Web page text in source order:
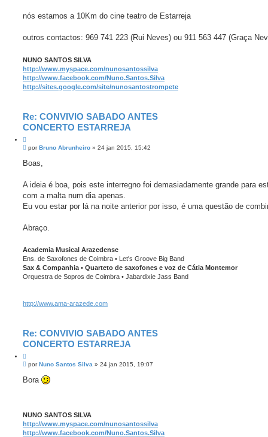
nós estamos a 10Km do cine teatro de Estarreja
outros contactos: 969 741 223 (Rui Neves) ou 911 563 447 (Graça
NUNO SANTOS SILVA
http://www.myspace.com/nunosantossilva
http://www.facebook.com/Nuno.Santos.Silva
http://sites.google.com/site/nunosantostrompete
Re: CONVIVIO SABADO ANTES
CONCERTO ESTARREJA
a
M
n
g
m
porBruno Abrunheiro » 24 jan 2015, 15:42
Boas,
A ideia é boa, pois este interregno foi demasiadamente grande para
com a malta num dia apenas.
Eu vou estar por lá na noite anterior por isso, é uma questão de
Abraço.
Academia Musical Arazedense
Ens. de Saxofones de Coimbra • Let's Groove Big Band
Sax & Companhia • Quarteto de saxofones e voz de Cátia Montemor
Orquestra de Sopros de Coimbra • Jabardixie Jass Band
http://www.ama-arazede.com
Re: CONVIVIO SABADO ANTES
CONCERTO ESTARREJA
a
M
n
m
porNuno Santos Silva » 24 jan 2015, 19:07
Bora
NUNO SANTOS SILVA
http://www.myspace.com/nunosantossilva
http://www.facebook.com/Nuno.Santos.Silva